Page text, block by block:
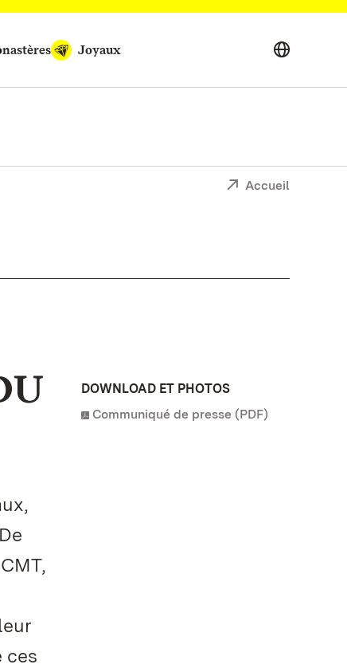
Joyaux
Accueil
ces
DOWNLOAD ET PHOTOS
Communiqué de presse (PDF)